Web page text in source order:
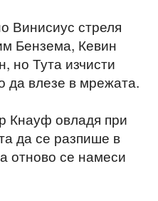
Винисиус стреля
Бензема, Кевин
но Тута изчисти
да влезе в мрежата.
Кнауф овладя при
да се разпише в
отново се намеси